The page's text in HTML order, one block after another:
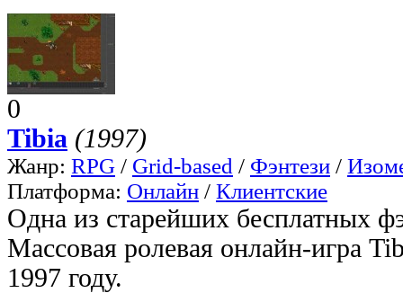
0
Tibia (1997)
Жанр: RPG / Grid-based / Фэнтези /
Платформа: Онлайн / Клиентские
Одна из старейших бесплатных
Массовая ролевая онлайн-игра
1997 году.